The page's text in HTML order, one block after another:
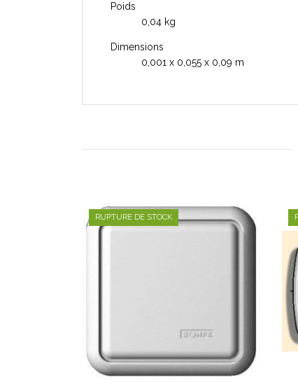
Poids
0,04 kg
Dimensions
0,001 x 0,055 x 0,09 m
RUPTURE DE STOCK